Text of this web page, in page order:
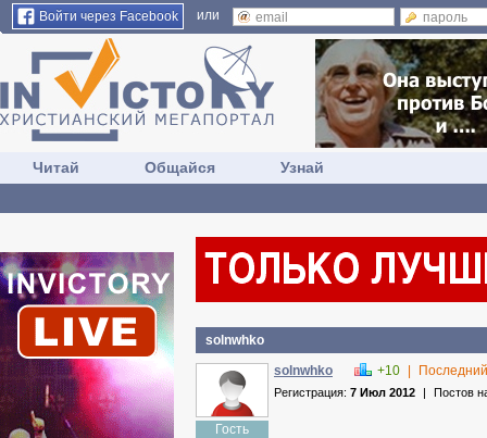
Войти через Facebook или
Читай Общайся Узнай
solnwhko
Гость
solnwhko +10
Регистрация: 7 Июл 2012 | Постов